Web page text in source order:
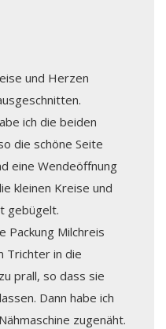
und Herzen
ich die beiden
die schöne Seite
eine Wendeöffnung
kleinen Kreise und
gebügelt.
Packung Milchreis
Trichter in die
prall, so dass sie
Dann habe ich
zugenäht.